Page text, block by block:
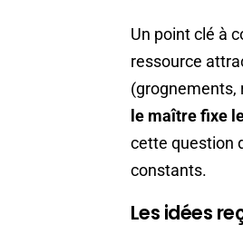
Un point clé à
ressource
(grognements,
le maître fixe
cette question
constants.
Les idées